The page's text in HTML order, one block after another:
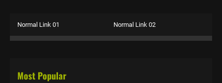
Normal Link 01 Normal Link 02
Most Popular